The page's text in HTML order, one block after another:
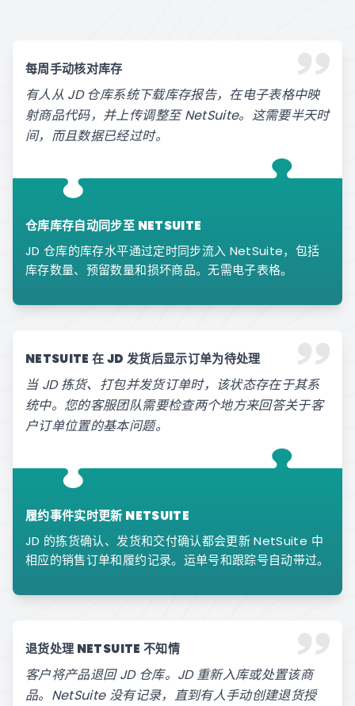
每周手动核对库存
有人从 JD 仓库系统下载库存报告，在电子表格中映
射商品代码，并上传调整至 NetSuite。这需要半天时
间，而且数据已经过时。
仓库库存自动同步至 NETSUITE
JD 仓库的库存水平通过定时同步流入 NetSuite，包括
库存数量、预留数量和损坏商品。无需电子表格。
NETSUITE 在 JD 发货后显示订单为待处理
当 JD 拣货、打包并发货订单时，该状态存在于其系
统中。您的客服团队需要检查两个地方来回答关于客
户订单位置的基本问题。
履约事件实时更新 NETSUITE
JD 的拣货确认、发货和交付确认都会更新 NetSuite 中
相应的销售订单和履约记录。运单号和跟踪号自动带过。
退货处理 NETSUITE 不知情
客户将产品退回 JD 仓库。JD 重新入库或处置该商
品。NetSuite 没有记录，直到有人手动创建退货授